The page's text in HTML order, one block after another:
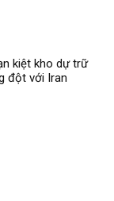
kiệt kho dự trữ
đột với Iran